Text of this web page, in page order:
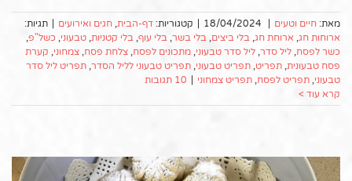
מאת: חיים וטעים 18/04/2024 קטגוריות: דף-הבית, חגים ואירועים
תגיות:
ארוחות חג, ארוחת חג, בלי ביצים, בלי בשר, בלי עוף, בלי קטניות, טבעוני, כשל"פ,
כשר לפסח, ליל סדר, ליל סדר טבעוני, מתכונים לפסח, צלחת פסח, צמחוני, קערת
פסח טבעונית, תפריט, תפריט טבעוני, תפריט טבעוני לליל הסדר, תפריט ליל סדר
טבעוני, תפריט לפסח, תפריט צמחוני
10 תגובות
קרא עוד >